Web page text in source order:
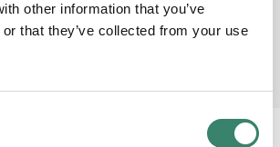
other information that you’ve
that they’ve collected from your use
flexibilitet. Möjlighet att styra över